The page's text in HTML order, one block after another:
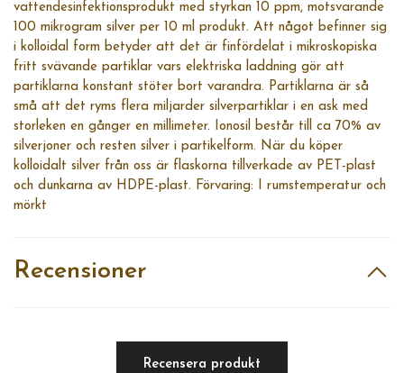
vattendesinfektionsprodukt med styrkan 10 ppm, motsvarande
100 mikrogram silver per 10 ml produkt. Att något befinner sig
i kolloidal form betyder att det är finfördelat i mikroskopiska
fritt svävande partiklar vars elektriska laddning gör att
partiklarna konstant stöter bort varandra. Partiklarna är så
små att det ryms flera miljarder silverpartiklar i en ask med
storleken en gånger en millimeter. Ionosil består till ca 70% av
silverjoner och resten silver i partikelform. När du köper
kolloidalt silver från oss är flaskorna tillverkade av PET-plast
och dunkarna av HDPE-plast. Förvaring: I rumstemperatur och
mörkt
Recensioner
Recensera produkt